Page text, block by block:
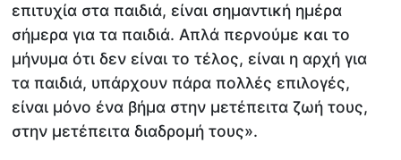
επιτυχία στα παιδιά, είναι σημαντική ημέρα
σήμερα για τα παιδιά. Απλά περνούμε και το
μήνυμα ότι δεν είναι το τέλος, είναι η αρχή για
τα παιδιά, υπάρχουν πάρα πολλές επιλογές,
είναι μόνο ένα βήμα στην μετέπειτα ζωή τους,
στην μετέπειτα διαδρομή τους».